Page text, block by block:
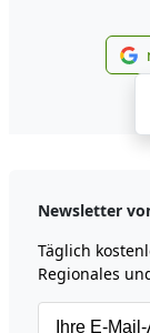
Newsletter
Täglich
Regionales